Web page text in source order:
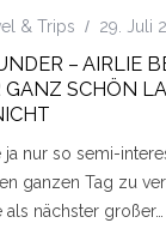
& Trips 29. Juli
– AIRLIE
SCHÖN
nur so semi-
ganzen Tag zu
nächster großer…